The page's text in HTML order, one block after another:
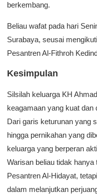
berkembang.
Beliau wafat pada hari
Surabaya, seusai
Pesantren Al-Fithroh
Kesimpulan
Silsilah keluarga KH
keagamaan yang kuat dan
Dari garis keturunan yang
hingga pernikahan yang
keluarga yang berperan
Warisan beliau tidak
Pesantren Al-Hidayat,
dalam melanjutkan